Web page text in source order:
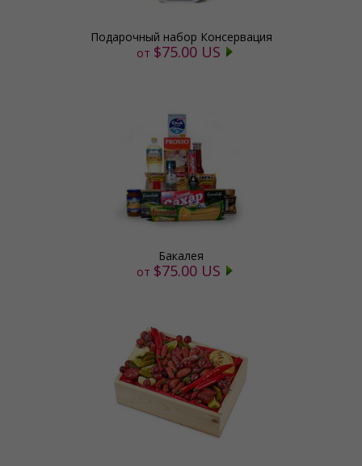
Подарочный набор Консервация
от $75.00 US
Бакалея
от $75.00 US